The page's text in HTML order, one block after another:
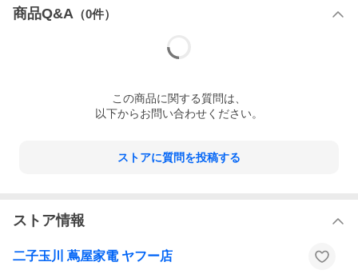
商品Q&A （0件）
この商品に関する質問は、
以下からお問い合わせください。
ストアに質問を投稿する
ストア情報
二子玉川 蔦屋家電 ヤフー店